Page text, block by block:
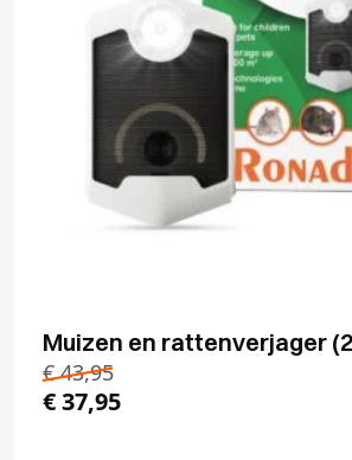
Muizen en rattenverjager
€43,95
€37,95